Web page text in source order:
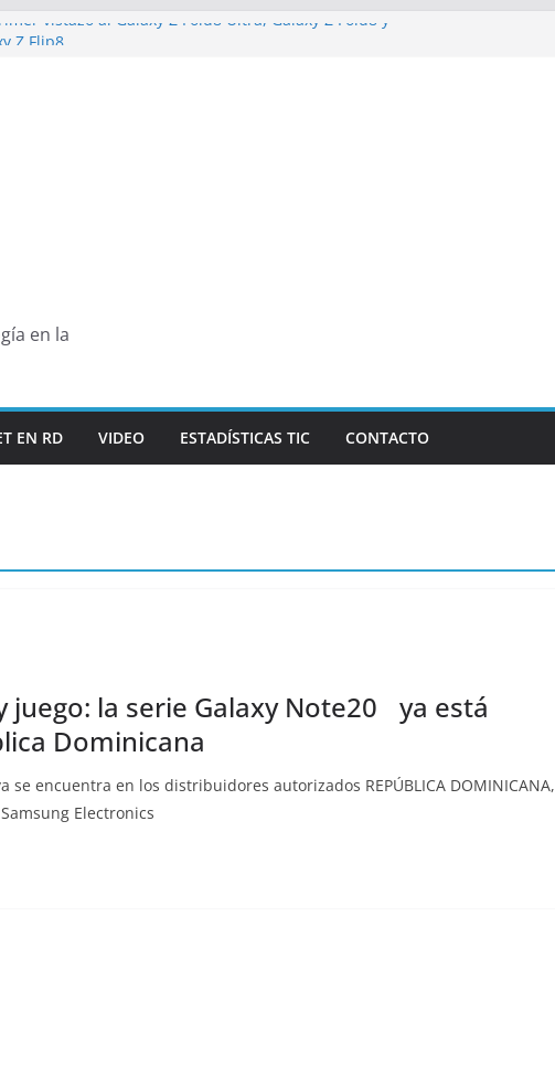
vistazo al Galaxy Z Fold8 Ultra, Galaxy Z Fold8 y
en la
EN RD VIDEO ESTADÍSTICAS TIC CONTACTO
juego: la serie Galaxy Note20 ya está
Dominicana
se encuentra en los distribuidores autorizados REPÚBLICA DOMINICANA,
Samsung Electronics